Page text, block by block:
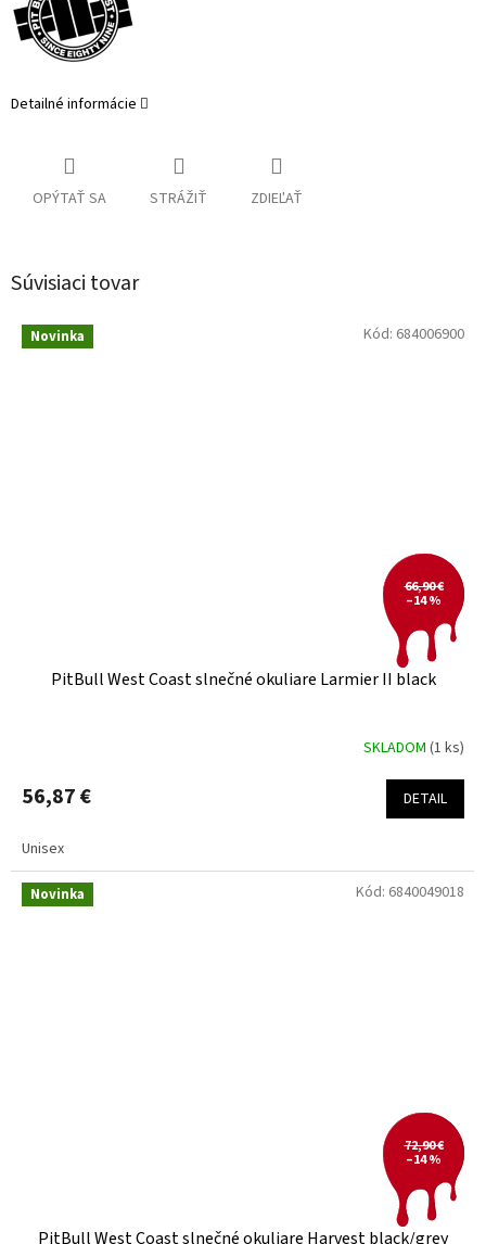
Detailné informácie
OPÝTAŤ SA STRÁŽIŤ ZDIEĽAŤ
Súvisiaci tovar
Novinka
66,90 €
–14 %
PitBull West Coast slnečné okuliare Larmier II black
SKLADOM (1 ks)
56,87 € DETAIL
Unisex
Kód: 684006900
Novinka
72,90 €
–14 %
PitBull West Coast slnečné okuliare Harvest black/grey
Kód: 6840049018